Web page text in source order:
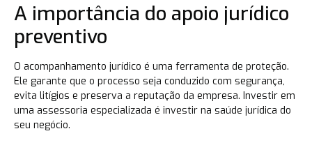
A importância do apoio jurídico
preventivo
O acompanhamento jurídico é uma ferramenta de proteção.
Ele garante que o processo seja conduzido com segurança,
evita litígios e preserva a reputação da empresa. Investir em
uma assessoria especializada é investir na saúde jurídica do
seu negócio.